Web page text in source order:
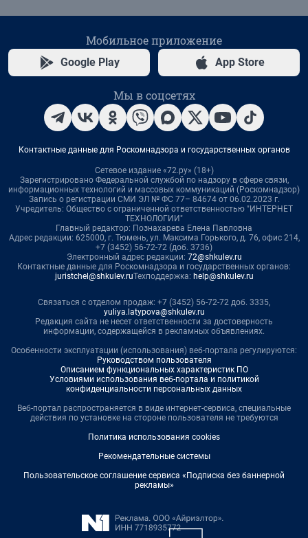
Мобильное приложение
Google Play App Store
Мы в соцсетях
Контактные данные для Роскомнадзора и государственных органов
Сетевое издание «72.ру» (18+)
Зарегистрировано Федеральной службой по надзору в сфере связи,
информационных технологий и массовых коммуникаций (Роскомнадзор)
Запись о регистрации СМИ ЭЛ № ФС 77– 84674 от 06.02.2023 г.
Учредитель: Общество с ограниченной ответственностью "ИНТЕРНЕТ
ТЕХНОЛОГИИ"
Главный редактор: Познахарева Елена Павловна
Адрес редакции: 625000, г. Тюмень, ул. Максима Горького, д. 76, офис 214,
+7 (3452) 56-72-72 (доб. 3736)
Электронный адрес редакции: 72@shkulev.ru
Контактные данные для Роскомнадзора и государственных органов:
juristchel@shkulev.ruТехподдержка: help@shkulev.ru
Связаться с отделом продаж: +7 (3452) 56-72-72 доб. 3335,
yuliya.latypova@shkulev.ru
Редакция сайта не несет ответственности за достоверность
информации, содержащейся в рекламных объявлениях.
Особенности эксплуатации (использования) веб-портала регулируются:
Руководством пользователя
Описанием функциональных характеристик ПО
Условиями использования веб-портала и политикой
конфиденциальности персональных данных
Веб-портал распространяется в виде интернет-сервиса, специальные
действия по установке на стороне пользователя не требуются
Политика использования cookies
Рекомендательные системы
Пользовательское соглашение сервиса «Подписка без баннерной
рекламы»